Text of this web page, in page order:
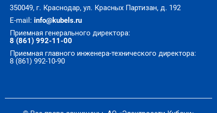
350049, г. Краснодар, ул. Красных Партизан, д. 192
E-mail: info@kubels.ru
Приемная генерального директора:
8 (861) 992-11-00
Приемная главного инженера-технического директора:
8 (861) 992-10-90